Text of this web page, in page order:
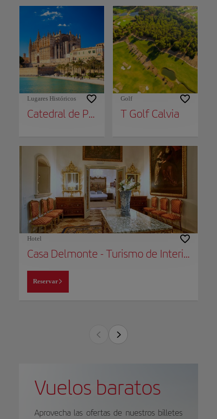
Lugares Históricos
Catedral de Palma
Golf
T Golf Calvia
Hotel
Casa Delmonte - Turismo de Interior
Reservar
Vuelos baratos
Aprovecha las ofertas de nuestros billetes